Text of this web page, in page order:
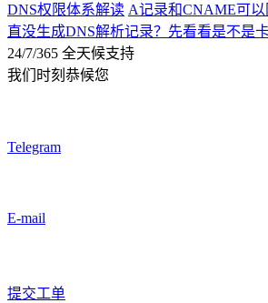
DNS权限体系解读 A记录和CNAME可
直没生成DNS解析记录？先看看是不是
24/7/365 全天候支持
我们时刻恭候您
Telegram
E-mail
提交工单